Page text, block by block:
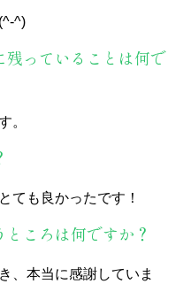
^)
っていることは何で
。
ても良かったです！
ころは何ですか？
、本当に感謝していま